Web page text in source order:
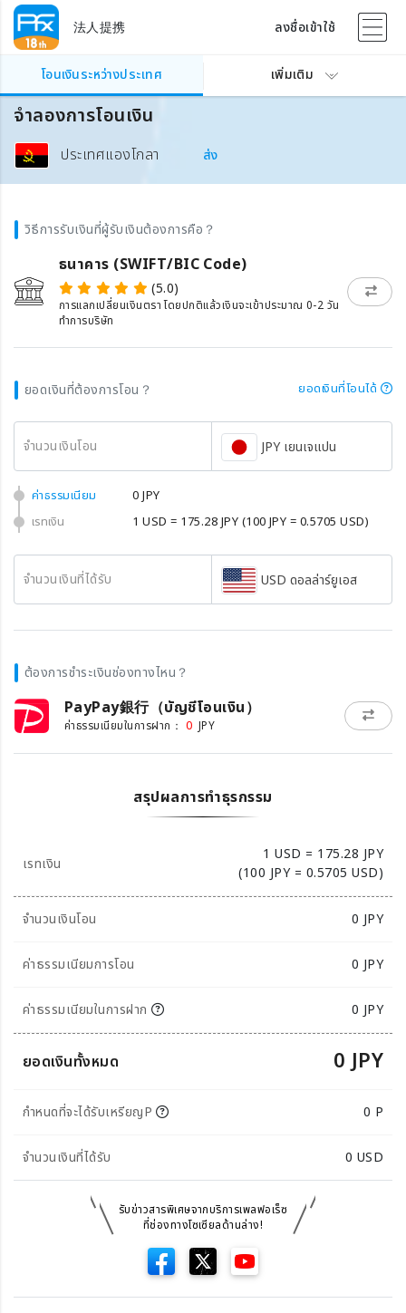
法人提携 ลงชื่อเข้าใช้
โอนเงินระหว่างประเทศ เพิ่มเติม
จำลองการโอนเงิน
ประเทศแองโกลา ส่ง
วิธีการรับเงินที่ผู้รับเงินต้องการคือ？
ธนาคาร (SWIFT/BIC Code)
(5.0)
การแลกเปลี่ยนเงินตรา โดยปกติแล้วเงินจะเข้าประมาณ 0-2 วัน
ทำการบริษัท
ยอดเงินที่ต้องการโอน？ ยอดเงินที่โอนได้
จำนวนเงินโอน JPY เยนเจแปน
ค่าธรรมเนียม
0 JPY
เรทเงิน
1 USD = 175.28 JPY (100 JPY = 0.5705 USD)
จำนวนเงินที่ได้รับ USD ดอลล่าร์ยูเอส
ต้องการชำระเงินช่องทางไหน？
PayPay銀行（บัญชีโอนเงิน）
ค่าธรรมเนียมในการฝาก： 0 JPY
สรุปผลการทำธุรกรรม
เรทเงิน
1 USD = 175.28 JPY
(100 JPY = 0.5705 USD)
จำนวนเงินโอน 0 JPY
ค่าธรรมเนียมการโอน 0 JPY
ค่าธรรมเนียมในการฝาก 0 JPY
ยอดเงินทั้งหมด 0 JPY
กำหนดที่จะได้รับเหรียญP 0 P
จำนวนเงินที่ได้รับ 0 USD
รับข่าวสารพิเศษจากบริการเพลฟอเร็ซ
ที่ช่องทางโซเซียลด้านล่าง!